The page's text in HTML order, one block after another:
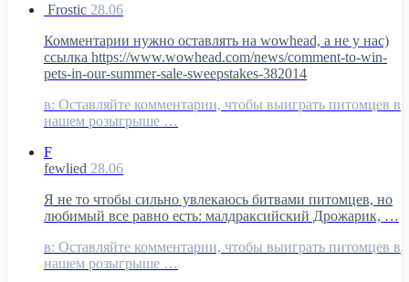
Frostic 28.06
Комментарии нужно оставлять на wowhead, а не у нас)
ссылка https://www.wowhead.com/news/comment-to-win-
pets-in-our-summer-sale-sweepstakes-382014
в: Оставляйте комментарии, чтобы выиграть питомцев в
нашем розыгрыше …
F
fewlied 28.06
Я не то чтобы сильно увлекаюсь битвами питомцев, но
любимый все равно есть: малдраксийский Дрожарик, …
в: Оставляйте комментарии, чтобы выиграть питомцев в
нашем розыгрыше …